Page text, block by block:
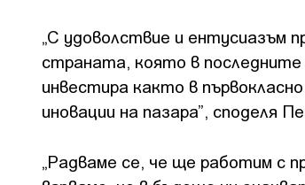
„С удоволствие и ентусиазъм
страната, която в последните
инвестира както в
иновации на пазара”, споделя
„Радваме се, че ще работим с